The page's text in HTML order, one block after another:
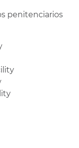
penitenciarios